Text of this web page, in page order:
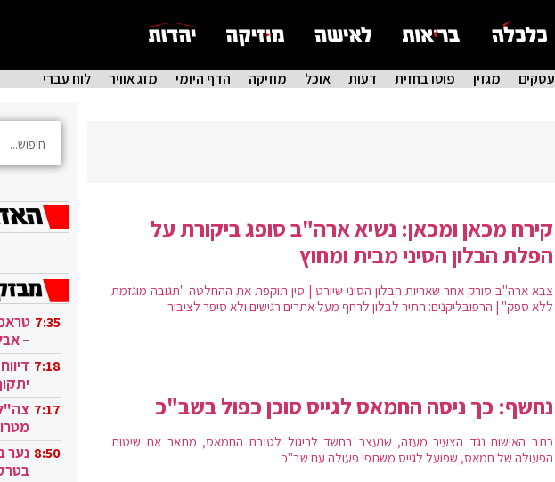
עסקים מגזין פוטו בחזית דעות אוכל מוזיקה הדף היומי מזג אוויר לוח עברי
קירח מכאן ומכאן: נשיא ארה"ב סופג ביקורת על
הפלת הבלון הסיני מבית ומחוץ
צבא ארה"ב סורק אחר שאריות הבלון הסיני שיורט | סין תוקפת את ההחלטה "תגובה מוגזמת
ללא ספק" | הרפובליקנים: התיר לבלון לרחף מעל אתרים רגישים ולא סיפר לציבור
נחשף: כך ניסה החמאס לגייס סוכן כפול בשב"כ
כתב האישום נגד הצעיר מעזה, שנעצר בחשד לריגול לטובת החמאס, מתאר את שיטות
הפעולה של חמאס, שפועל לגייס משתפי פעולה עם שב"כ
7:35
–
7:18
7:17
8:50